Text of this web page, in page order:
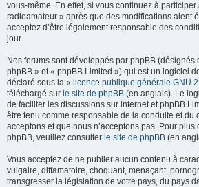
vous-même. En effet, si vous continuez à
radioamateur » après que des modifications aient
acceptez d’être légalement responsable des
jour.
Nos forums sont développés par phpBB (désignés
phpBB » et « phpBB Limited ») qui est un logiciel
déclaré sous la « licence publique générale GNU
téléchargé sur le site de phpBB (en anglais). Le
de faciliter les discussions sur internet et phpBB
être tenu comme responsable de la conduite et du
acceptons et que nous n’acceptons pas. Pour plus
phpBB, veuillez consulter le site de phpBB (en
Vous acceptez de ne publier aucun contenu à
vulgaire, diffamatoire, choquant, menaçant,
transgresser la législation de votre pays, du pays